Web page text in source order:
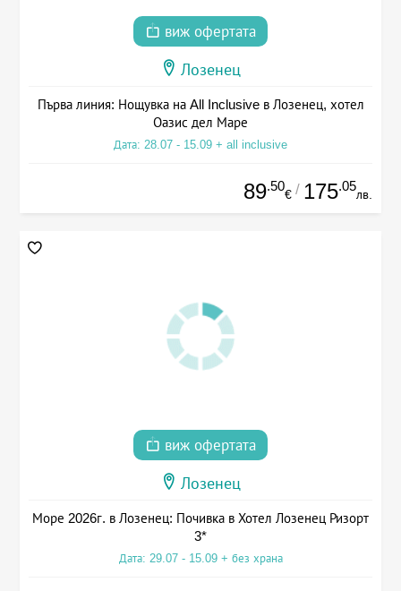
виж офертата
Лозенец
Първа линия: Нощувка на All Inclusive в Лозенец, хотел
Оазис дел Маре
Дата: 28.07 - 15.09 + all inclusive
89.50
€ / 175.05
лв.
виж офертата
Лозенец
Море 2026г. в Лозенец: Почивка в Хотел Лозенец Ризорт
3*
Дата: 29.07 - 15.09 + без храна